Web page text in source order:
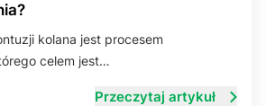
kolana jest procesem
celem jest…
Przeczytaj artykuł